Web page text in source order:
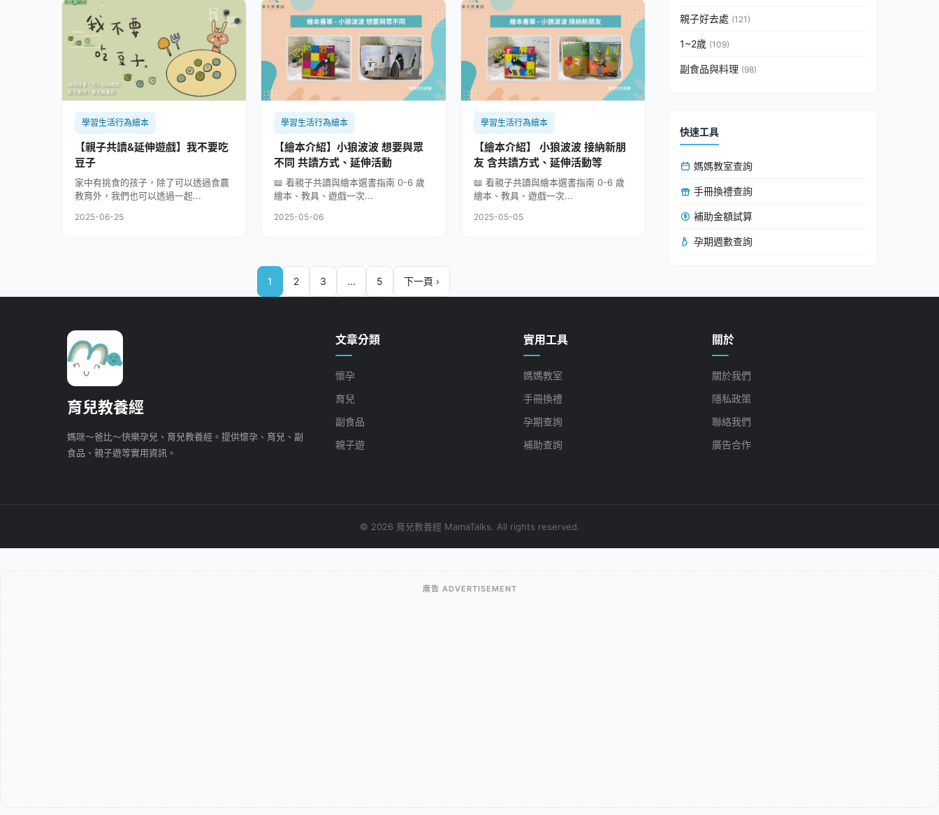
學習生活行為繪本
【親子共讀&延伸遊戲】我不要吃
豆子
家中有挑食的孩子，除了可以透過食農
教育外，我們也可以透過一起...
2025-06-25
學習生活行為繪本
【繪本介紹】小狼波波 想要與眾
不同 共讀方式、延伸活動
📖 看親子共讀與繪本選書指南 0-6 歲
繪本、教具、遊戲一次...
2025-05-06
學習生活行為繪本
【繪本介紹】 小狼波波 接納新朋
友 含共讀方式、延伸活動等
📖 看親子共讀與繪本選書指南 0-6 歲
繪本、教具、遊戲一次...
2025-05-05
1 2 3 ... 5 下一頁 ›
親子好去處 (121)
1~2歲 (109)
副食品與料理 (98)
快速工具
媽媽教室查詢
手冊換禮查詢
補助金額試算
孕期週數查詢
育兒教養經
媽咪～爸比～快樂孕兒、育兒教養經。提供懷孕、育兒、副
食品、親子遊等實用資訊。
文章分類
懷孕
育兒
副食品
親子遊
實用工具
媽媽教室
手冊換禮
孕期查詢
補助查詢
關於
關於我們
隱私政策
聯絡我們
廣告合作
© 2026 育兒教養經 MamaTalks. All rights reserved.
廣告 ADVERTISEMENT